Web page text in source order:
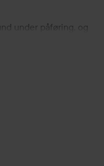
under påføring, og
15 cm. Inhaler
i kontakt med dine